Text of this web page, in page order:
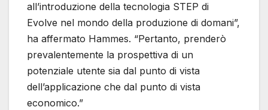
all’introduzione della tecnologia STEP di
Evolve nel mondo della produzione di domani”,
ha affermato Hammes. “Pertanto, prenderò
prevalentemente la prospettiva di un
potenziale utente sia dal punto di vista
dell’applicazione che dal punto di vista
economico.”